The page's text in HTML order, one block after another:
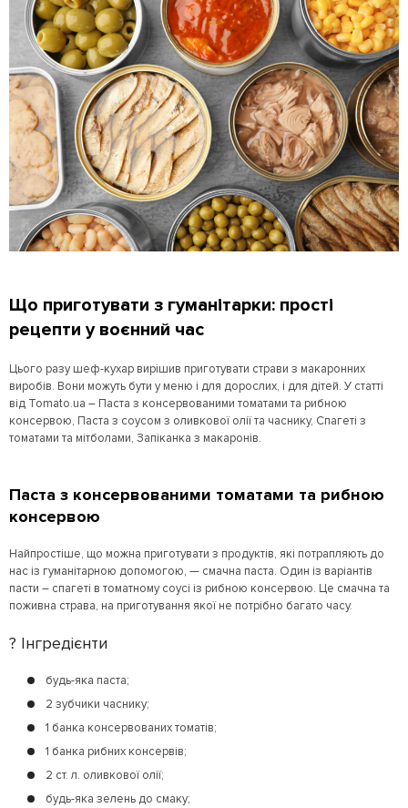
Що приготувати з гуманітарки: прості
рецепти у воєнний час
Цього разу шеф-кухар вирішив приготувати страви з макаронних
виробів. Вони можуть бути у меню і для дорослих, і для дітей. У статті
від Tomato.ua – Паста з консервованими томатами та рибною
консервою, Паста з соусом з оливкової олії та часнику, Спагеті з
томатами та мітболами, Запіканка з макаронів.
Паста з консервованими томатами та рибною
консервою
Найпростіше, що можна приготувати з продуктів, які потрапляють до
нас із гуманітарною допомогою, — смачна паста. Один із варіантів
пасти – спагеті в томатному соусі із рибною консервою. Це смачна та
поживна страва, на приготування якої не потрібно багато часу.
? Інгредієнти
будь-яка паста;
2 зубчики часнику;
1 банка консервованих томатів;
1 банка рибних консервів;
2 ст. л. оливкової олії;
будь-яка зелень до смаку;